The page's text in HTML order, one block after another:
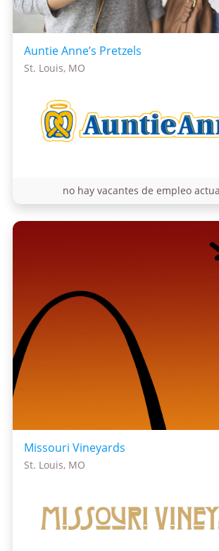
Auntie Anne’s Pretzels
St. Louis, MO
no hay vacantes de empleo
Missouri Vineyards
St. Louis, MO